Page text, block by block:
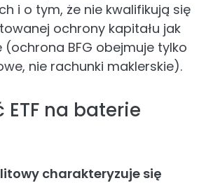
i o tym, że nie kwalifikują się
ochrony kapitału jak
BFG obejmuje tylko
nie rachunki maklerskie).
na baterie
charakteryzuje się